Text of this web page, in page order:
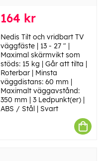
164 kr
Nedis Tilt och vridbart TV
väggfäste | 13 - 27 " |
Maximal skärmvikt som
stöds: 15 kg | Går att tilta |
Roterbar | Minsta
väggdistans: 60 mm |
Maximalt väggavstånd:
350 mm | 3 Ledpunkt(er) |
ABS / Stål | Svart